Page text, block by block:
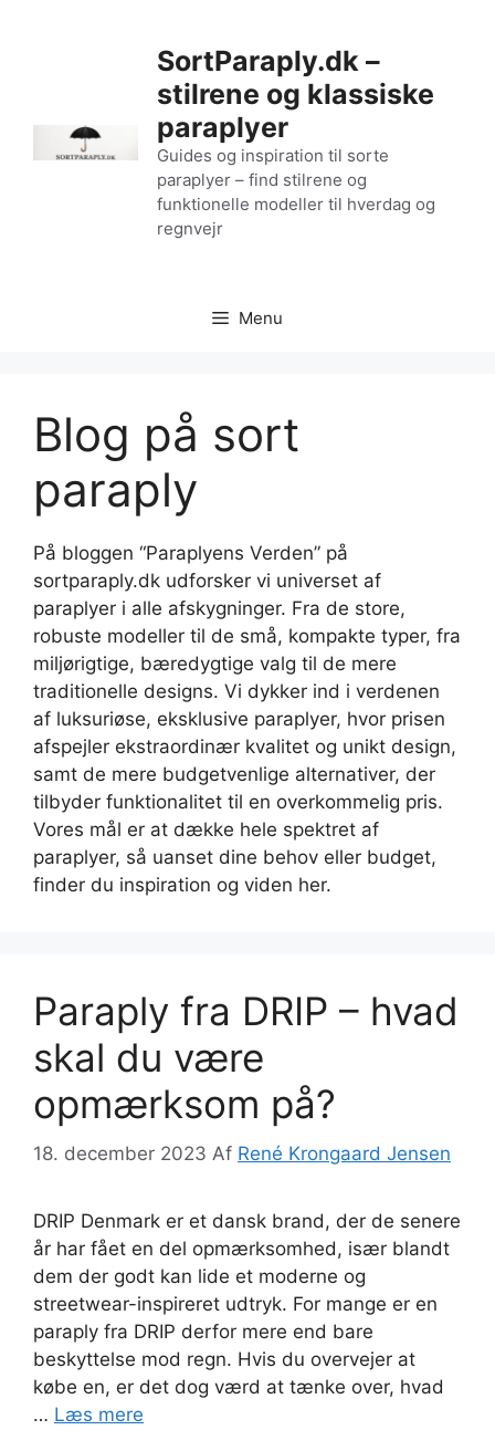
SortParaply.dk –
stilrene og klassiske
paraplyer
Guides og inspiration til sorte
paraplyer – find stilrene og
funktionelle modeller til hverdag og
regnvejr
Menu
Blog på sort
paraply
På bloggen “Paraplyens Verden” på
sortparaply.dk udforsker vi universet af
paraplyer i alle afskygninger. Fra de store,
robuste modeller til de små, kompakte typer, fra
miljørigtige, bæredygtige valg til de mere
traditionelle designs. Vi dykker ind i verdenen
af luksuriøse, eksklusive paraplyer, hvor prisen
afspejler ekstraordinær kvalitet og unikt design,
samt de mere budgetvenlige alternativer, der
tilbyder funktionalitet til en overkommelig pris.
Vores mål er at dække hele spektret af
paraplyer, så uanset dine behov eller budget,
finder du inspiration og viden her.
Paraply fra DRIP – hvad
skal du være
opmærksom på?
18. december 2023 Af René Krongaard Jensen
DRIP Denmark er et dansk brand, der de senere
år har fået en del opmærksomhed, især blandt
dem der godt kan lide et moderne og
streetwear-inspireret udtryk. For mange er en
paraply fra DRIP derfor mere end bare
beskyttelse mod regn. Hvis du overvejer at
købe en, er det dog værd at tænke over, hvad
… Læs mere